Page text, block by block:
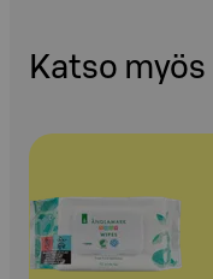
Katso myös